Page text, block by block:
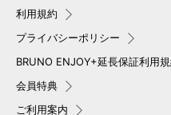
利用規約
プライバシーポリシー
BRUNO ENJOY+延長保証利用
会員特典
ご利用案内